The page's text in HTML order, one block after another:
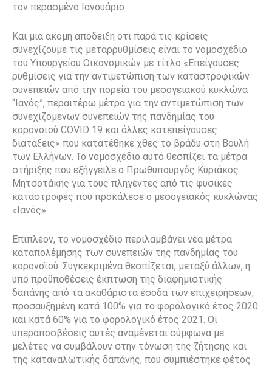
τον περασμένο Ιανουάριο.
Και μια ακόμη απόδειξη ότι παρά τις κρίσεις
συνεχίζουμε τις μεταρρυθμίσεις είναι το νομοσχέδιο
του Υπουργείου Οικονομικών με τίτλο «Επείγουσες
ρυθμίσεις για την αντιμετώπιση των καταστροφικών
συνεπειών από την πορεία του μεσογειακού κυκλώνα
“Ιανός”, περαιτέρω μέτρα για την αντιμετώπιση των
συνεχιζόμενων συνεπειών της πανδημίας του
κορονοϊού COVID 19 και άλλες κατεπείγουσες
διατάξεις» που κατατέθηκε χθες το βράδυ στη Βουλή
των Ελλήνων. Το νομοσχέδιο αυτό θεσπίζει τα μέτρα
στήριξης που εξήγγειλε ο Πρωθυπουργός Κυριάκος
Μητσοτάκης για τους πληγέντες από τις φυσικές
καταστροφές που προκάλεσε ο μεσογειακός κυκλώνας
«Ιανός».
Επιπλέον, το νομοσχέδιο περιλαμβάνει νέα μέτρα
καταπολέμησης των συνεπειών της πανδημίας του
κορονοϊού. Συγκεκριμένα θεσπίζεται, μεταξύ άλλων, η
υπό προϋποθέσεις έκπτωση της διαφημιστικής
δαπάνης από τα ακαθάριστα έσοδα των επιχειρήσεων,
προσαυξημένη κατά 100% για το φορολογικό έτος 2020
και κατά 60% για το φορολογικό έτος 2021. Οι
υπεραποσβέσεις αυτές αναμένεται σύμφωνα με
μελέτες να συμβάλουν στην τόνωση της ζήτησης και
της καταναλωτικής δαπάνης, που συμπιέστηκε φέτος